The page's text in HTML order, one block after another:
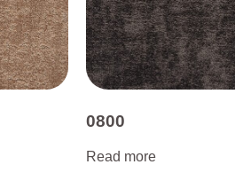
0800
Read more